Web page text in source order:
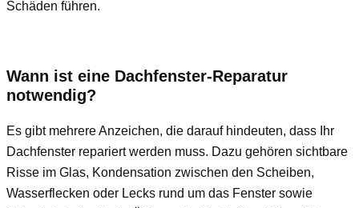
Schäden führen.
Wann ist eine Dachfenster-Reparatur
notwendig?
Es gibt mehrere Anzeichen, die darauf hindeuten, dass Ihr
Dachfenster repariert werden muss. Dazu gehören sichtbare
Risse im Glas, Kondensation zwischen den Scheiben,
Wasserflecken oder Lecks rund um das Fenster sowie